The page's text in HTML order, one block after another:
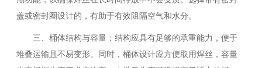
盖或密封圈设计的，有助于有效阻隔空气和水分。
三、桶体结构与容量：结构应具有足够的承重能力，便于
堆叠运输且不易变形。同时，桶体设计应方便取用焊丝，容量